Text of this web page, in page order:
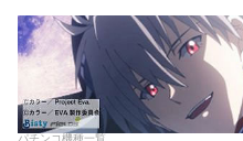
パチンコ機種一覧